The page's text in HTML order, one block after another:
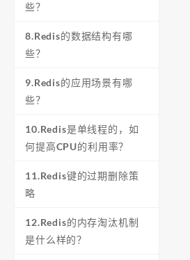
些？
8.Redis的数据结构有哪
些？
9.Redis的应用场景有哪
些？
10.Redis是单线程的，如
何提高CPU的利用率？
11.Redis键的过期删除策
略
12.Redis的内存淘汰机制
是什么样的？